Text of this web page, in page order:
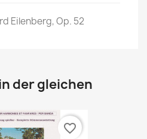
Eilenberg, Op. 52
der gleichen
favorite_border